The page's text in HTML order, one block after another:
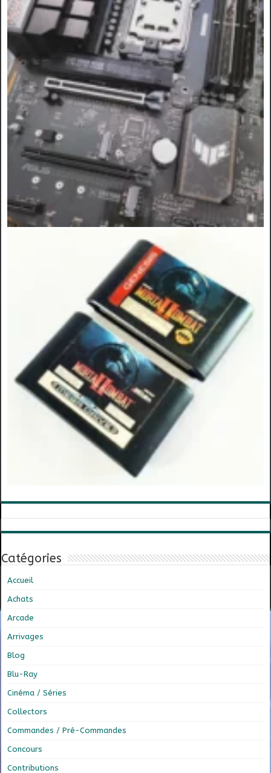
Catégories
Accueil
Achats
Arcade
Arrivages
Blog
Blu-Ray
Cinéma / Séries
Collectors
Commandes / Pré-Commandes
Concours
Contributions